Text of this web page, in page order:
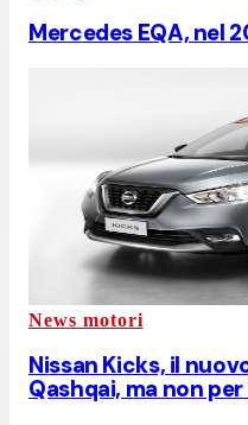
Mercedes EQA, nel
News motori
Nissan Kicks, il
Qashqai, ma non